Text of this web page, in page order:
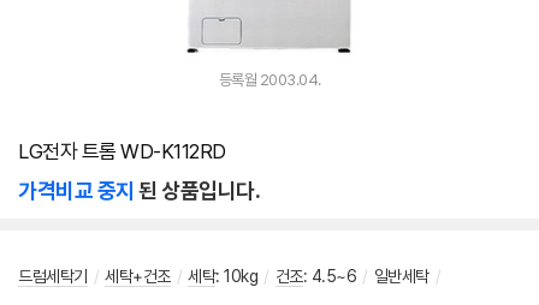
등록월 2003.04.
LG전자 트롬 WD-K112RD
가격비교 중지 된 상품입니다.
드럼세탁기 / 세탁+건조 / 세탁: 10kg / 건조: 4.5~6 / 일반세탁 /